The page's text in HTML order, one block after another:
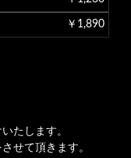
￥1,890
たします。
せて頂きます。